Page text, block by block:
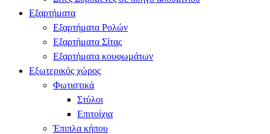
Εξαρτήματα
Εξαρτήματα Ρολών
Εξαρτήματα Σίτας
Εξαρτήματα κουφωμάτων
Εξωτερικός χώρος
Φωτιστικά
Στύλοι
Επιτοίχια
Έπιπλα κήπου